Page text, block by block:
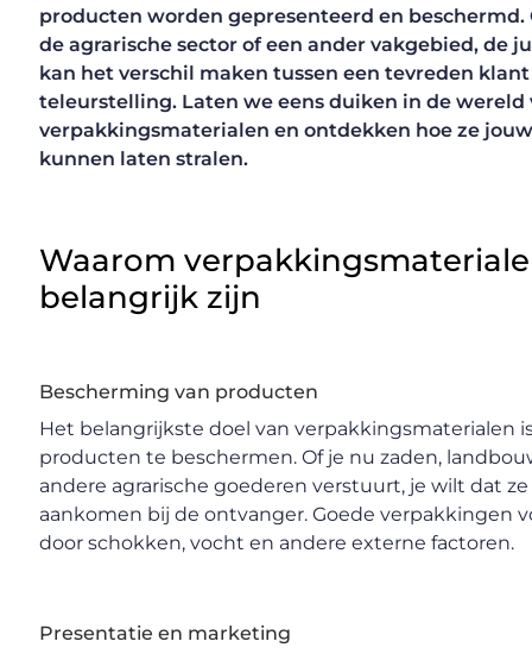
producten worden gepresenteerd en
de agrarische sector of een ander vakgebied, de
kan het verschil maken tussen een tevreden
teleurstelling. Laten we eens duiken in de wereld
verpakkingsmaterialen en ontdekken hoe ze
kunnen laten stralen.
Waarom
belangrijk zijn
Bescherming van producten
Het belangrijkste doel van verpakkingsmaterialen
producten te beschermen. Of je nu zaden,
andere agrarische goederen verstuurt, je wilt dat
aankomen bij de ontvanger. Goede verpakkingen
door schokken, vocht en andere externe factoren.
Presentatie en marketing